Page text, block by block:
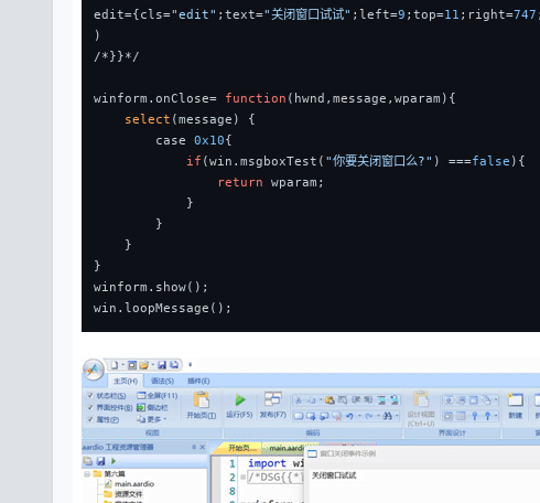
edit={cls="edit" ;text="关闭窗口试试" ;left=9 ;top=11 ;right=747
)
/*}}*/
winform.onClose= function (hwnd,message,wparam) {
select (message) {
case 0x10{
if (win.msgboxTest( "你要关闭窗口么?" ) ===false ){
return wparam;
}
}
}
}
winform.show();
win.loopMessage();